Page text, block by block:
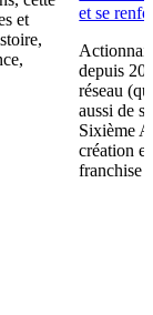
et
et se
depuis
réseau
aussi de
Sixième
création
franchise